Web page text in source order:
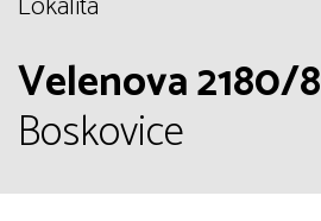
Velenova 2180/8
Boskovice